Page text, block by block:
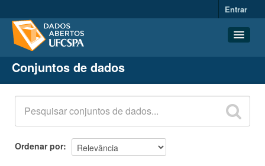
Entrar
Conjuntos de dados
Organizações
Grupos
Sobre
Conjuntos de dados
Ordenar por